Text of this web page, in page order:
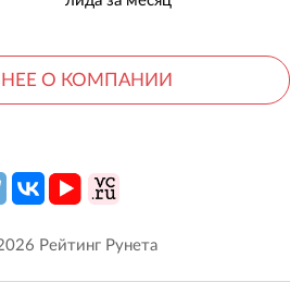
О КОМПАНИИ
Рейтинг Рунета